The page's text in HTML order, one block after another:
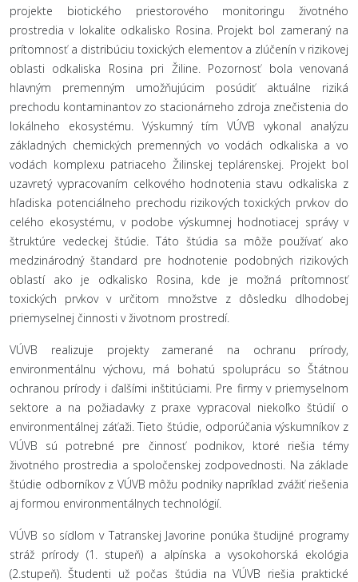
projekte biotického priestorového monitoringu životného
prostredia v lokalite odkalisko Rosina. Projekt bol zameraný na
prítomnosť a distribúciu toxických elementov a zlúčenín v rizikovej
oblasti odkaliska Rosina pri Žiline. Pozornosť bola venovaná
hlavným premenným umožňujúcim posúdiť aktuálne riziká
prechodu kontaminantov zo stacionárneho zdroja znečistenia do
lokálneho ekosystému. Výskumný tím VÚVB vykonal analýzu
základných chemických premenných vo vodách odkaliska a vo
vodách komplexu patriaceho Žilinskej teplárenskej. Projekt bol
uzavretý vypracovaním celkového hodnotenia stavu odkaliska z
hľadiska potenciálneho prechodu rizikových toxických prvkov do
celého ekosystému, v podobe výskumnej hodnotiacej správy v
štruktúre vedeckej štúdie. Táto štúdia sa môže používať ako
medzinárodný štandard pre hodnotenie podobných rizikových
oblastí ako je odkalisko Rosina, kde je možná prítomnosť
toxických prvkov v určitom množstve z dôsledku dlhodobej
priemyselnej činnosti v životnom prostredí.
VÚVB realizuje projekty zamerané na ochranu prírody,
environmentálnu výchovu, má bohatú spoluprácu so Štátnou
ochranou prírody i ďalšími inštitúciami. Pre firmy v priemyselnom
sektore a na požiadavky z praxe vypracoval niekoľko štúdií o
environmentálnej záťaži. Tieto štúdie, odporúčania výskumníkov z
VÚVB sú potrebné pre činnosť podnikov, ktoré riešia témy
životného prostredia a spoločenskej zodpovednosti. Na základe
štúdie odborníkov z VÚVB môžu podniky napríklad zvážiť riešenia
aj formou environmentálnych technológií.
VÚVB so sídlom v Tatranskej Javorine ponúka študijné programy
stráž prírody (1. stupeň) a alpínska a vysokohorská ekológia
(2.stupeň). Študenti už počas štúdia na VÚVB riešia praktické